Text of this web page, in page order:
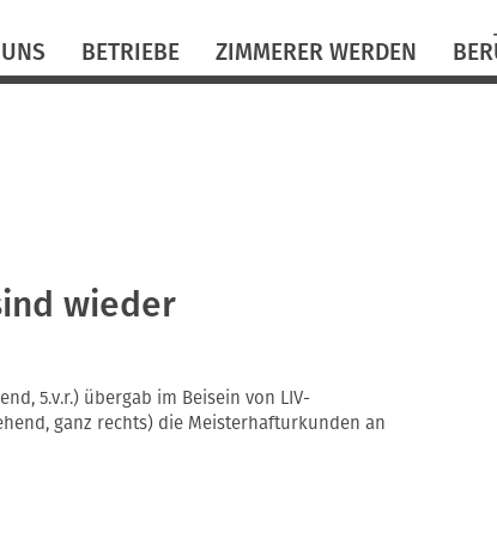
BETRIEBE ZIMMERER WERDEN
wieder
5.v.r.) übergab im Beisein von LIV-
ganz rechts) die Meisterhafturkunden an